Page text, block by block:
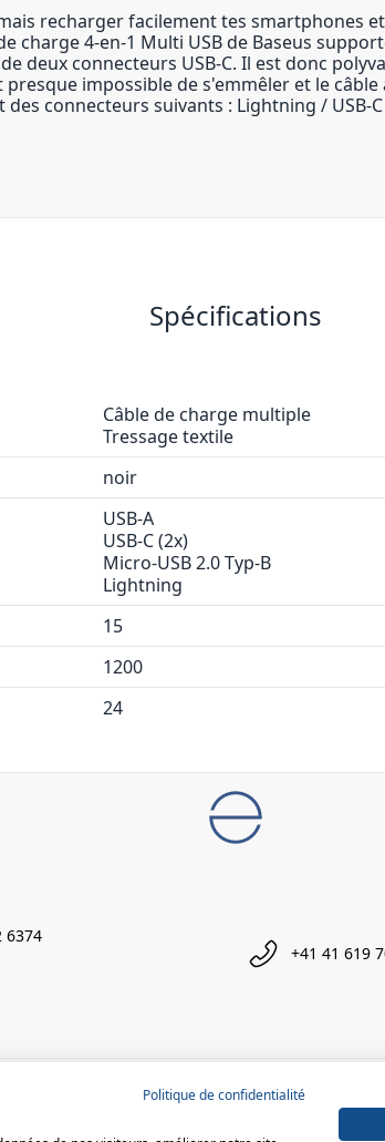
recharger facilement tes smartphones
4-en-1 Multi USB de Baseus
deux connecteurs USB-C. Il est donc
impossible de s'emmêler et le
connecteurs suivants : Lightning /
Spécifications
Câble de charge multiple
Tressage textile
noir
USB-A
USB-C (2x)
Micro-USB 2.0 Typ-B
Lightning
15
1200
24
6374
+41 41 619
Politique de confidentialité